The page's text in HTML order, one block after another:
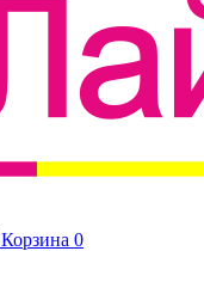
Корзина 0